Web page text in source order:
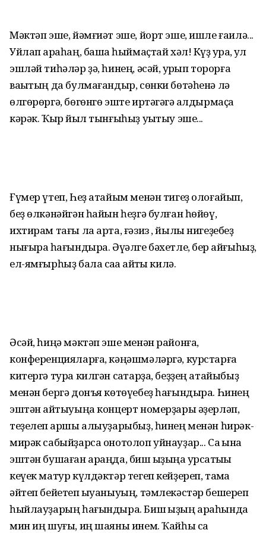
Мәктәп эше, йәмғиәт эше, йорт эше, ишле ғаилә...
Уйлап ҡараһаң, башҡа һыймаҫтай хәл! Күҙ ҡурҡа, ҡул
эшләй тиһәләр ҙә, һинең, әсәй, ҡурҡып торорға
ваҡытың да булмағандыр, сөнки бөтәһенә лә
өлгөрөргә, бөгөнгө эште иртәгәгә ҡалдырмаҫҡа
кәрәк. Ҡырҡ йыл тынғыһыҙ уҡытыу эше...
Ғүмер үтеп, Һеҙ атайым менән тигеҙ олоғайып,
беҙ өлкәнәйгән һайын һеҙгә булған һөйөү,
ихтирам тағы ла арта, ғәзиз , йылы нигеҙебеҙ
нығыраҡ һағындыра. Әүәлге бәхетле, бер ҡайғыһыҙ,
ел-ямғырһыҙ бала саҡҡа ҡайтҡы килә.
Әсәй, һиңә мәктәп эше менән районға,
конференцияларға, кәңәшмәләргә, курстарға
китергә тура килгән саҡтарҙа, беҙҙең атайыбыҙ
менән бергә донъя көтөүебеҙ һағындыра. Һинең
эштән ҡайтыуыңа концерт номерҙары әҙерләп,
теҙелеп ҡаршы алыуҙарыбыҙ, һинең менән һирәк-
мирәк сабыйҙарса онотолоп уйнауҙар... Саҡ ҡына
эштән бушаған араңда, биш ҡыҙыңа ҡурсаҡтыҡы
кеүек матур күлдәктәр тегеп кейҙереп, таҡмаҡ
әйтеп бейетеп ҡыуаныуың, тәмлекәстәр бешереп
һыйлауҙарың һағындыра. Биш ҡыҙың араһында
мин иң шуғы, иң шаяны инем. Ҡайһы саҡ